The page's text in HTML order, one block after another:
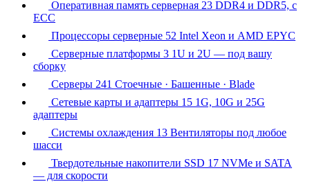
Оперативная память серверная 23 DDR4 и DDR5, с
ECC
Процессоры серверные 52 Intel Xeon и AMD EPYC
Серверные платформы 3 1U и 2U — под вашу
сборку
Серверы 241 Стоечные · Башенные · Blade
Сетевые карты и адаптеры 15 1G, 10G и 25G
адаптеры
Системы охлаждения 13 Вентиляторы под любое
шасси
Твердотельные накопители SSD 17 NVMe и SATA
— для скорости